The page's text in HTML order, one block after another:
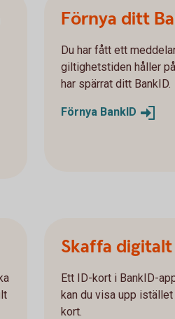
Förnya ditt
Du har fått ett
giltighetstiden håller
har spärrat ditt BankID.
Förnya BankID
Skaffa
Ett ID-kort i BankID-
kan du visa upp
kort.